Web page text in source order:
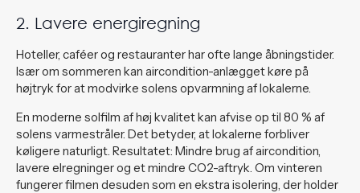
2. Lavere energiregning
Hoteller, caféer og restauranter har ofte lange åbningstider.
Især om sommeren kan aircondition-anlægget køre på
højtryk for at modvirke solens opvarmning af lokalerne.
En moderne solfilm af høj kvalitet kan afvise op til 80 % af
solens varmestråler. Det betyder, at lokalerne forbliver
køligere naturligt. Resultatet: Mindre brug af aircondition,
lavere elregninger og et mindre CO2-aftryk. Om vinteren
fungerer filmen desuden som en ekstra isolering, der holder